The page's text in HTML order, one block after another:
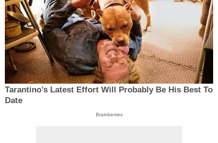
Tarantino’s Latest Effort Will Probably Be His Best To
Date
Brainberries